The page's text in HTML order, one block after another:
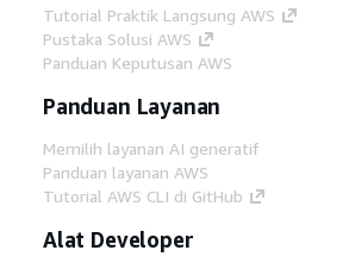
Tutorial Praktik Langsung AWS
Pustaka Solusi AWS
Panduan Keputusan AWS
Panduan Layanan
Memilih layanan AI generatif
Panduan layanan AWS
Tutorial AWS CLI di GitHub
Alat Developer